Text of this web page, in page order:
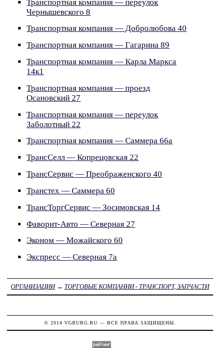
Транспортная компания — переулок
Чернышевского 8
Транспортная компания — Добролюбова 40
Транспортная компания — Гагарина 89
Транспортная компания — Карла Маркса
14к1
Транспортная компания — проезд
Осановский 27
Транспортная компания — переулок
Заболотный 22
Транспортная компания — Саммера 66а
ТрансСелл — Копрецовская 22
ТрансСервис — Преображенского 40
Транстех — Саммера 60
ТрансТоргСервис — Зосимовская 14
Фаворит-Авто — Северная 27
Эконом — Можайского 60
Экспресс — Северная 7а
ОРГАНИЗАЦИИ→ ТОРГОВЫЕ КОМПАНИИ - ТРАНСПОРТ, ЗАПЧАСТИ
© 2014 VGBURG.RU — ВСЕ ПРАВА ЗАЩИЩЕНЫ.